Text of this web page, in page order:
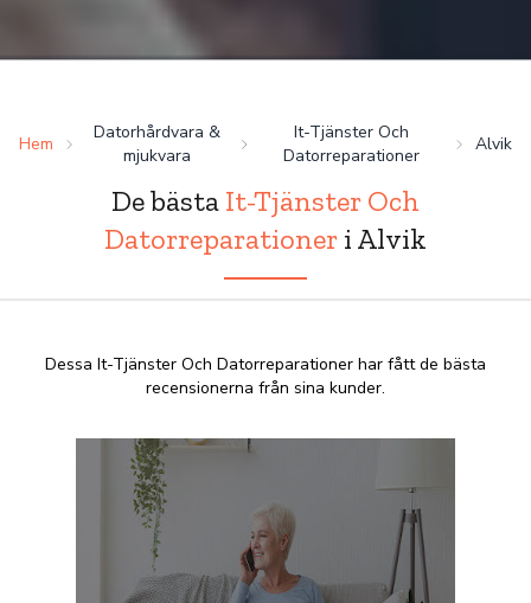
Hem
Datorhårdvara &
mjukvara
It-Tjänster Och
Datorreparationer
Alvik
De bästa It-Tjänster Och
Datorreparationer i Alvik
Dessa It-Tjänster Och Datorreparationer har fått de bästa
recensionerna från sina kunder.